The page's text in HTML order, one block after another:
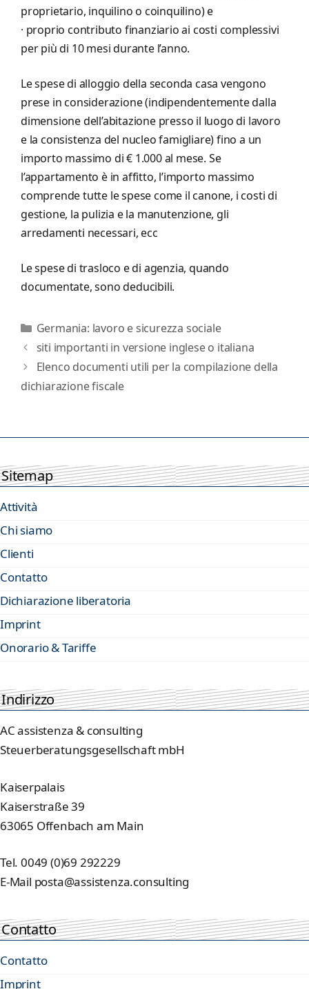
proprietario, inquilino o coinquilino) e
· proprio contributo finanziario ai costi complessivi
per più di 10 mesi durante l’anno.
Le spese di alloggio della seconda casa vengono
prese in considerazione (indipendentemente dalla
dimensione dell’abitazione presso il luogo di lavoro
e la consistenza del nucleo famigliare) fino a un
importo massimo di € 1.000 al mese. Se
l’appartamento è in affitto, l’importo massimo
comprende tutte le spese come il canone, i costi di
gestione, la pulizia e la manutenzione, gli
arredamenti necessari, ecc
Le spese di trasloco e di agenzia, quando
documentate, sono deducibili.
Categorie
Germania: lavoro e sicurezza sociale
siti importanti in versione inglese o italiana
Elenco documenti utili per la compilazione della
dichiarazione fiscale
Sitemap
Attività
Chi siamo
Clienti
Contatto
Dichiarazione liberatoria
Imprint
Onorario & Tariffe
Indirizzo
AC assistenza & consulting
Steuerberatungsgesellschaft mbH
Kaiserpalais
Kaiserstraße 39
63065 Offenbach am Main
Tel. 0049 (0)69 292229
E-Mail posta@assistenza.consulting
Contatto
Contatto
Imprint